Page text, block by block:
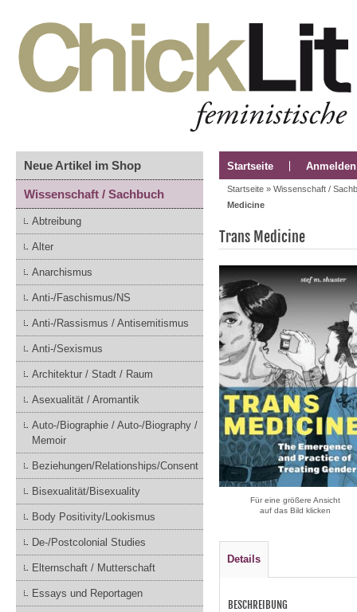
Neue Artikel im Shop
Wissenschaft / Sachbuch
Abtreibung
Alter
Anarchismus
Anti-/Faschismus/NS
Anti-/Rassismus / Antisemitismus
Anti-/Sexismus
Architektur / Stadt / Raum
Asexualität / Aromantik
Auto-/Biographie / Auto-/Biography /
Memoir
Beziehungen/Relationships/Consent
Bisexualität/Bisexuality
Body Positivity/Lookismus
De-/Postcolonial Studies
Elternschaft / Mutterschaft
Essays und Reportagen
Startseite Anmelden
Startseite » Wissenschaft /
Medicine
Trans Medicine
Für eine größere Ansicht
auf das Bild klicken
Details
BESCHREIBUNG